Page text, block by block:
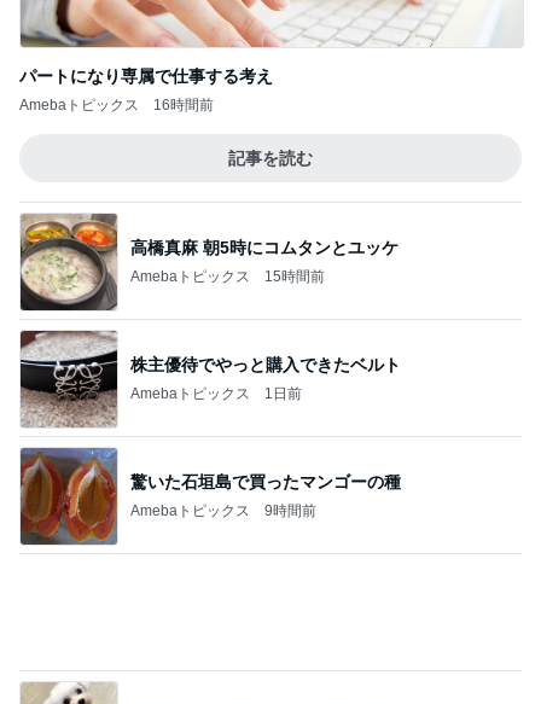
パートになり専属で仕事する考え
Amebaトピックス 16時間前
記事を読む
高橋真麻 朝5時にコムタンとユッケ
Amebaトピックス 15時間前
株主優待でやっと購入できたベルト
Amebaトピックス 1日前
驚いた石垣島で買ったマンゴーの種
Amebaトピックス 9時間前